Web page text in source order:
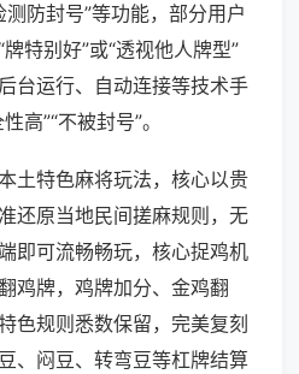
测防封号”等功能，部分用户
特别好”或“透视他人牌型”
台运行、自动连接等技术手
高”“不被封号”。
土特色麻将玩法，核心以贵
还原当地民间搓麻规则，无
即可流畅畅玩，核心捉鸡机
鸡牌，鸡牌加分、金鸡翻
色规则悉数保留，完美复刻
、闷豆、转弯豆等杠牌结算